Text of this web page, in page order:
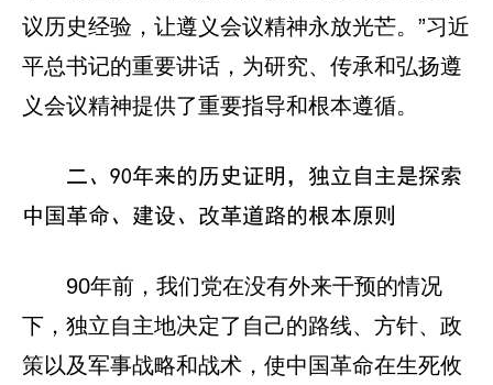
议历史经验，让遵义会议精神永放光芒。”习近
平总书记的重要讲话，为研究、传承和弘扬遵
义会议精神提供了重要指导和根本遵循。
二、90年来的历史证明，独立自主是探索
中国革命、建设、改革道路的根本原则
90年前，我们党在没有外来干预的情况
下，独立自主地决定了自己的路线、方针、政
策以及军事战略和战术，使中国革命在生死攸